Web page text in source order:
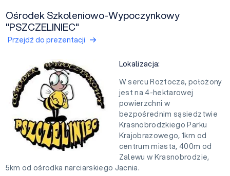
Ośrodek Szkoleniowo-Wypoczynkowy
"PSZCZELINIEC"
Przejdź do prezentacji
Lokalizacja:
W sercu Roztocza, położony
jest na 4-hektarowej
powierzchni w
bezpośrednim sąsiedztwie
Krasnobrodzkiego Parku
Krajobrazowego, 1km od
centrum miasta, 400m od
Zalewu w Krasnobrodzie,
5km od ośrodka narciarskiego Jacnia.